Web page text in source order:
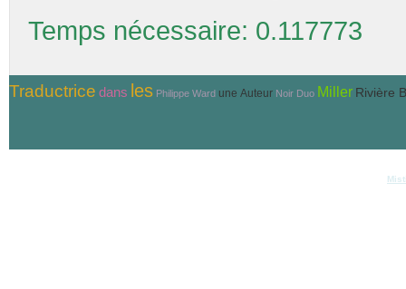
Temps nécessaire: 0.117773
Traductrice dans les Philippe Ward une Auteur Noir Duo Miller Rivière